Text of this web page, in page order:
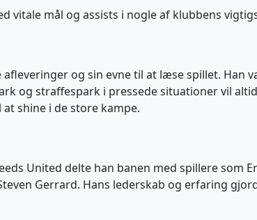
vitale mål og assists i nogle af klubbens
og sin evne til at læse spillet. Han
og straffespark i pressede situationer vil
shine i de store kampe.
United delte han banen med spillere som
Gerrard. Hans lederskab og erfaring